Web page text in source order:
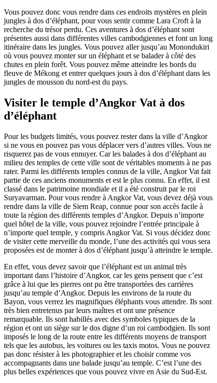
Vous pouvez donc vous rendre dans ces endroits mystères en plein
jungles à dos d’éléphant, pour vous sentir comme Lara Croft à la
recherche du trésor perdu. Ces aventures à dos d’éléphant sont
présentes aussi dans différentes villes cambodgiennes et font un long
itinéraire dans les jungles. Vous pouvez aller jusqu’au Monondukiri
où vous pouvez monter sur un éléphant et se balader à côté des
chutes en plein forêt. Vous pouvez même atteindre les bords du
fleuve de Mékong et entrer quelques jours à dos d’éléphant dans les
jungles de mousson du nord-est du pays.
Visiter le temple d’Angkor Vat à dos
d’éléphant
Pour les budgets limités, vous pouvez rester dans la ville d’Angkor
si ne vous en pouvez pas vous déplacer vers d’autres villes. Vous ne
risquerez pas de vous ennuyer. Car les balades à dos d’éléphant au
milieu des temples de cette ville sont de véritables moments à ne pas
rater. Parmi les différents temples connus de la ville, Angkor Vat fait
partie de ces anciens monuments et est le plus connu. En effet, il est
classé dans le patrimoine mondiale et il a été construit par le roi
Suryavarman. Pour vous rendre à Angkor Vat, vous devez déjà vous
rendre dans la ville de Siem Reap, connue pour son accès facile à
toute la région des différents temples d’Angkor. Depuis n’importe
quel hôtel de la ville, vous pouvez rejoindre l’entrée principale à
n’importe quel temple, y compris Angkor Vat. Si vous décidez donc
de visiter cette merveille du monde, l’une des activités qui vous sera
proposées est de monter à dos d’éléphant jusqu’à atteindre le temple.
En effet, vous devez savoir que l’éléphant est un animal très
important dans l’histoire d’Angkor, car les gens pensent que c’est
grâce à lui que les pierres ont pu être transportées des carrières
jusqu’au temple d’Angkor. Depuis les environs de la route du
Bayon, vous verrez les magnifiques éléphants vous attendre. Ils sont
très bien entretenus par leurs maîtres et ont une présence
remarquable. Ils sont habillés avec des symboles typiques de la
région et ont un siège sur le dos digne d’un roi cambodgien. Ils sont
imposés le long de la route entre les différents moyens de transport
tels que les autobus, les voitures ou les taxis motos. Vous ne pouvez
pas donc résister à les photographier et les choisir comme vos
accompagnants dans une balade jusqu’au temple. C’est l’une des
plus belles expériences que vous pouvez vivre en Asie du Sud-Est.